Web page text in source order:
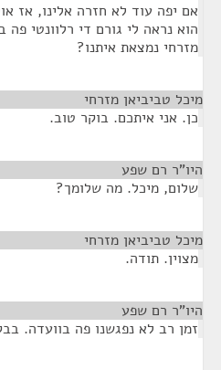
אם יפה עוד לא חזרה אלינו, אז
הוא נראה לי גורם די רלוונטי פה
מזרחי נמצאת איתנו?
מיכל טביביאן מזרחי
כן. אני איתכם. בוקר טוב.
היו"ר רם שפע
שלום, מיכל. מה שלומך?
מיכל טביביאן מזרחי
מצוין. תודה.
היו"ר רם שפע
זמן רב לא נפגשנו פה בוועדה.